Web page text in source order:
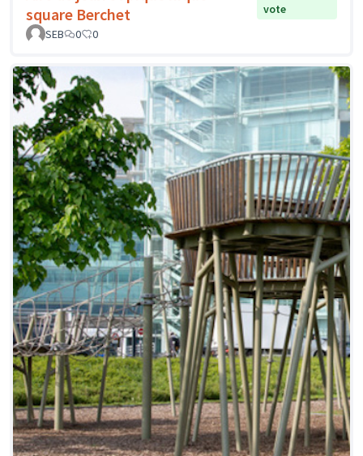
square Berchet
vote
SEB
0 0